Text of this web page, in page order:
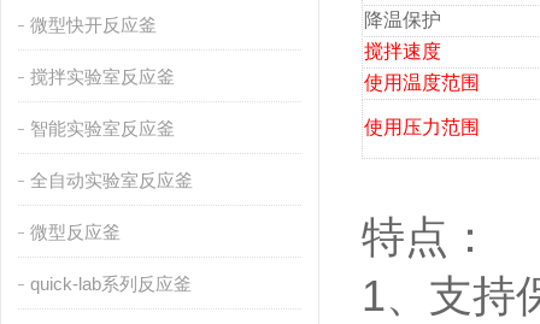
微型快开反应釜
搅拌实验室反应釜
智能实验室反应釜
全自动实验室反应釜
微型反应釜
quick-lab系列反应釜
降温保护
搅拌速度
使用温度范围
使用压力范围
特点：
1、支持